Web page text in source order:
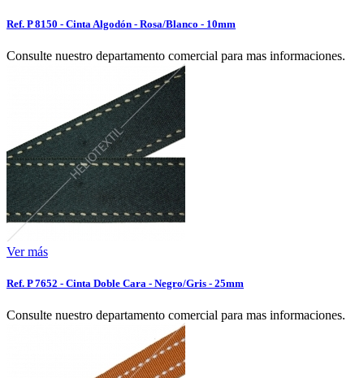
Ref. P 8150 - Cinta Algodón - Rosa/Blanco - 10mm
Consulte nuestro departamento comercial para mas informaciones.
Ver más
Ref. P 7652 - Cinta Doble Cara - Negro/Gris - 25mm
Consulte nuestro departamento comercial para mas informaciones.